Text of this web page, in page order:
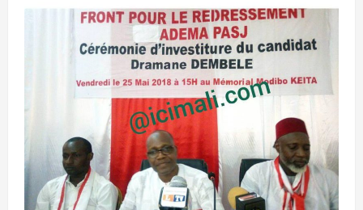
L’INVESTITURE
DE
DRAMANE
DEMBELE
:
Les
militants
sont
en
droit
de
porter
plainte
contre
ADEMA-
PASJ
»